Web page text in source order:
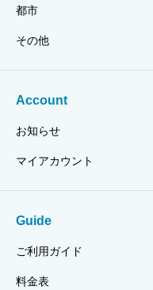
都市
その他
Account
お知らせ
マイアカウント
Guide
ご利用ガイド
料金表